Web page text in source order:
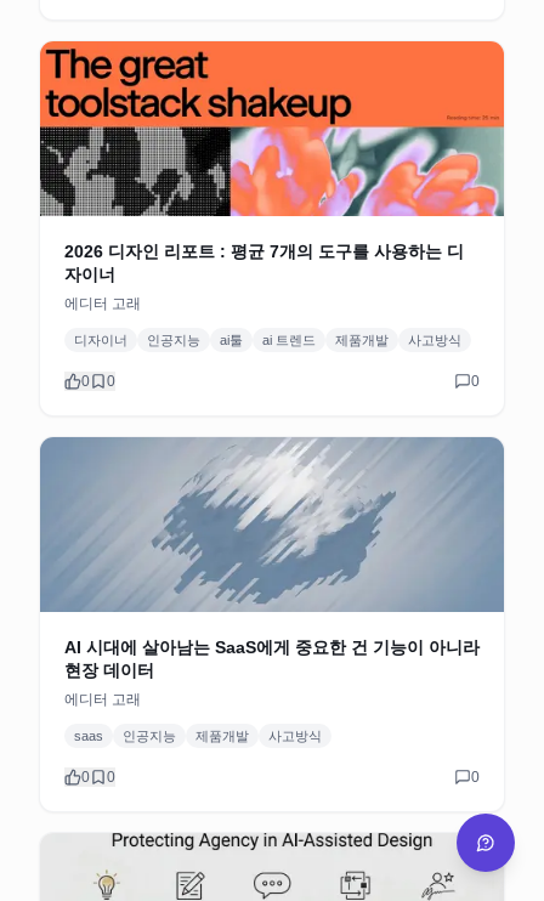
2026 디자인 리포트 : 평균 7개의 도구를 사용하는 디
자이너
에디터 고래
디자이너 인공지능 ai툴 ai 트렌드 제품개발 사고방식
0 0 0
AI 시대에 살아남는 SaaS에게 중요한 건 기능이 아니라
현장 데이터
에디터 고래
saas 인공지능 제품개발 사고방식
0 0 0